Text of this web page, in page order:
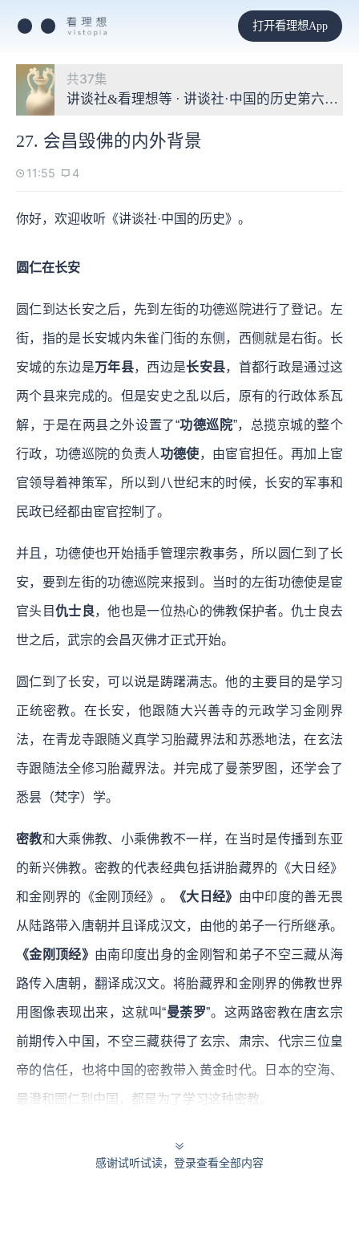
打开看理想App
共37集
讲谈社&看理想等 · 讲谈社·中国的历史第六季：
27. 会昌毁佛的内外背景
11:55 4
你好，欢迎收听《讲谈社·中国的历史》。
圆仁在长安
圆仁到达长安之后，先到左街的功德巡院进行了登记。左
街，指的是长安城内朱雀门街的东侧，西侧就是右街。长
安城的东边是万年县，西边是长安县，首都行政是通过这
两个县来完成的。但是安史之乱以后，原有的行政体系瓦
解，于是在两县之外设置了“功德巡院”，总揽京城的整个
行政，功德巡院的负责人功德使，由宦官担任。再加上宦
官领导着神策军，所以到八世纪末的时候，长安的军事和
民政已经都由宦官控制了。
并且，功德使也开始插手管理宗教事务，所以圆仁到了长
安，要到左街的功德巡院来报到。当时的左街功德使是宦
官头目仇士良，他也是一位热心的佛教保护者。仇士良去
世之后，武宗的会昌灭佛才正式开始。
圆仁到了长安，可以说是踌躇满志。他的主要目的是学习
正统密教。在长安，他跟随大兴善寺的元政学习金刚界
法，在青龙寺跟随义真学习胎藏界法和苏悉地法，在玄法
寺跟随法全修习胎藏界法。并完成了曼荼罗图，还学会了
悉昙（梵字）学。
密教和大乘佛教、小乘佛教不一样，在当时是传播到东亚
的新兴佛教。密教的代表经典包括讲胎藏界的《大日经》
和金刚界的《金刚顶经》。 《大日经》 由中印度的善无畏
从陆路带入唐朝并且译成汉文，由他的弟子一行所继承。
《金刚顶经》 由南印度出身的金刚智和弟子不空三藏从海
路传入唐朝，翻译成汉文。将胎藏界和金刚界的佛教世界
用图像表现出来，这就叫“曼荼罗”。这两路密教在唐玄宗
前期传入中国，不空三藏获得了玄宗、肃宗、代宗三位皇
帝的信任，也将中国的密教带入黄金时代。日本的空海、
最澄和圆仁到中国，都是为了学习这种密教。
感谢试听试读，登录查看全部内容